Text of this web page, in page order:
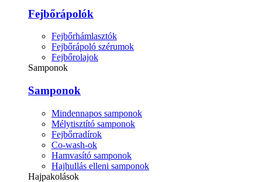
Fejbőrápolók
Fejbőrhámlasztók
Fejbőrápoló szérumok
Fejbőrolajok
Samponok
Samponok
Mindennapos samponok
Mélytisztító samponok
Fejbőrradírok
Co-wash-ok
Hamvasító samponok
Hajhullás elleni samponok
Hajpakolások